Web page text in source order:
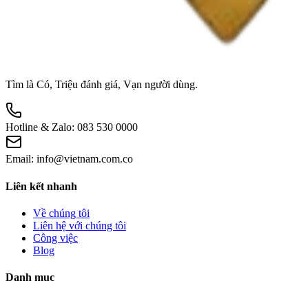
Tìm là Có, Triệu đánh giá, Vạn người dùng.
Hotline & Zalo: 083 530 0000
Email: info@vietnam.com.co
Liên kết nhanh
Về chúng tôi
Liên hệ với chúng tôi
Công việc
Blog
Danh mục